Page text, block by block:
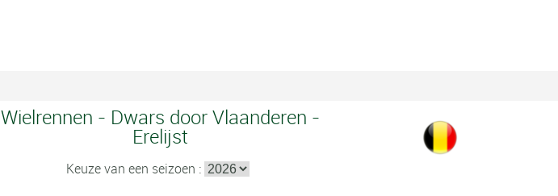
Wielrennen - Dwars door Vlaanderen -
Erelijst
Keuze van een seizoen :